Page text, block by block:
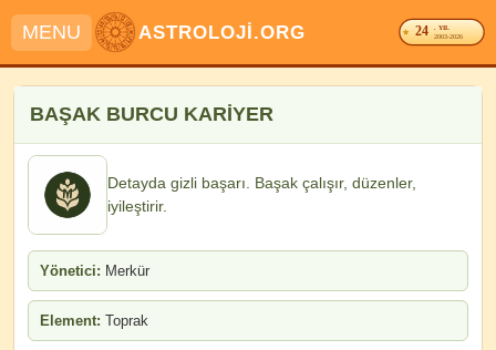
MENU ASTROLOJİ.ORG 24 . YIL
2003-2026
BAŞAK BURCU KARİYER
Detayda gizli başarı. Başak çalışır, düzenler,
iyileştirir.
Yönetici: Merkür
Element: Toprak